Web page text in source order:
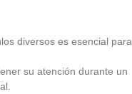
diversos es esencial para
su atención durante un